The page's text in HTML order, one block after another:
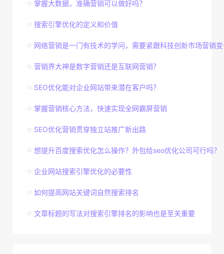
掌握大数据，准确营销可以做好吗？
搜索引擎优化的定义和价值
网络营销是一门有技术的学问，需要紧跟科技创新市场营销
营销界大神是数字营销还是互联网营销？
SEO优化能对企业网站带来潜在客户吗？
掌握营销核心方法，快速实现全网霸屏营销
SEO优化营销贯穿独立站推广新出路
想提升百度搜索优化怎么操作？外包给seo优化公司可行吗？
企业网站搜索引擎优化的必要性
如何提高网站关键词自然搜索排名
文章标题的写法对搜索引擎排名的影响也是至关重要